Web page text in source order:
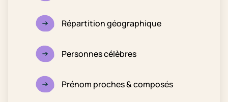
Répartition géographique
Personnes célèbres
Prénom proches & composés